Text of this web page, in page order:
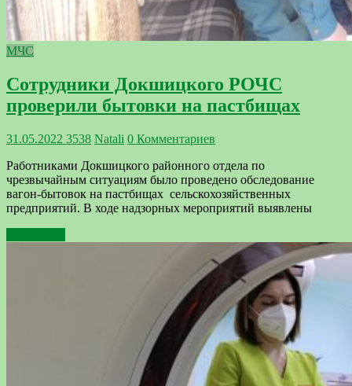
МЧС
Сотрудники Докшицкого РОЧС
проверили бытовки на пастбищах
31.05.2022 3538 Natali 0 Комментариев
Работниками Докшицкого районного отдела по
чрезвычайным ситуациям было проведено обследование
вагон-бытовок на пастбищах сельскохозяйственных
предприятий. В ходе надзорных мероприятий выявлены